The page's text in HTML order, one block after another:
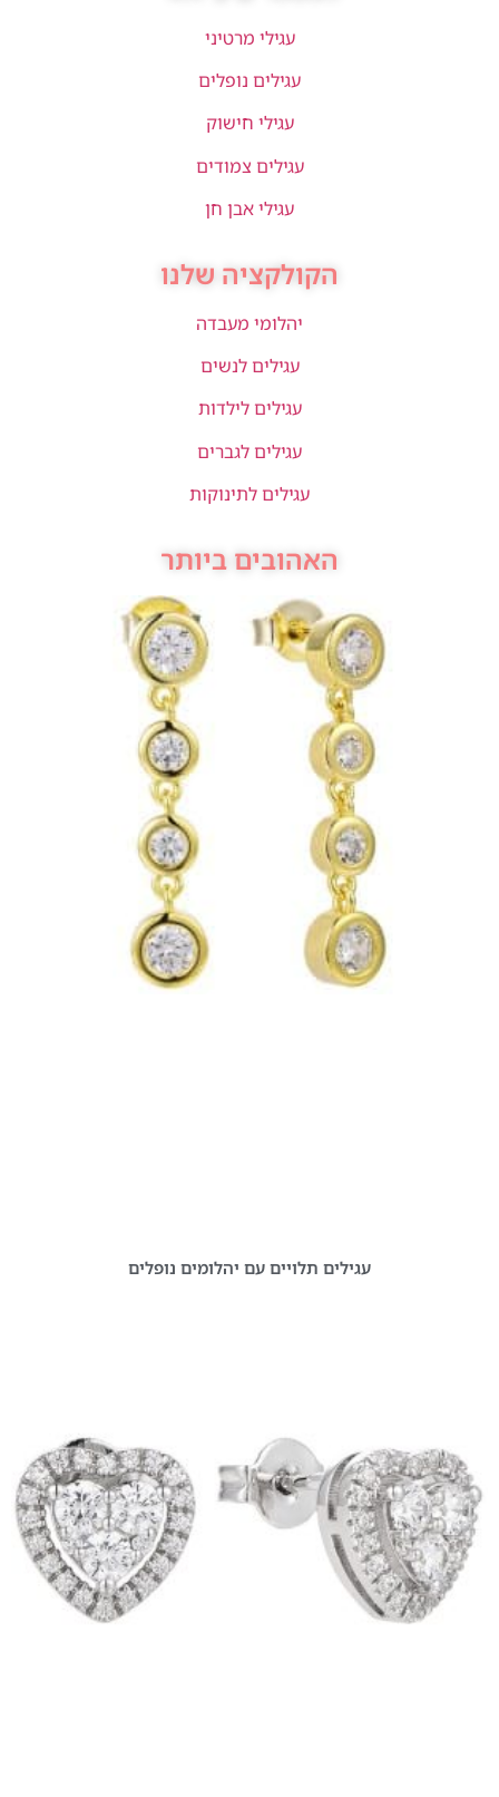
עגילי מרטיני
עגילים נופלים
עגילי חישוק
עגילים צמודים
עגילי אבן חן
הקולקציה שלנו
יהלומי מעבדה
עגילים לנשים
עגילים לילדות
עגילים לגברים
עגילים לתינוקות
האהובים ביותר
עגילים תלויים עם יהלומים נופלים